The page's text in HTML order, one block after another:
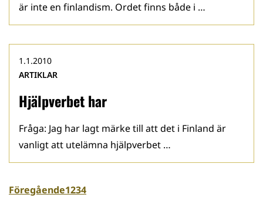
är inte en finlandism. Ordet finns både i …
Hjälpverbet har
1.1.2010
ARTIKLAR
Fråga: Jag har lagt märke till att det i Finland är
vanligt att utelämna hjälpverbet …
Föregående1234